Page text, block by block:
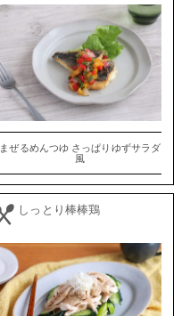
まぜるめんつゆ さっぱりゆずサラダ
風
しっとり棒棒鶏